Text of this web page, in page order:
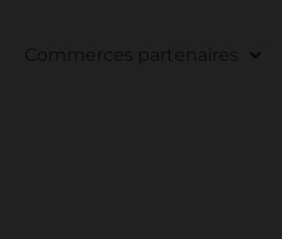
Commerces partenaires